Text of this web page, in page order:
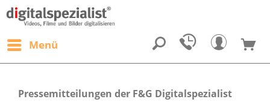
Menü
Pressemitteilungen der F&G Digitalspezialist